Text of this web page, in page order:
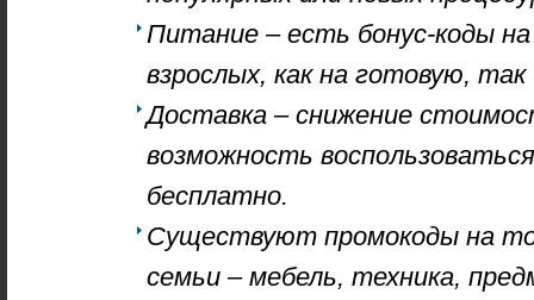
Питание – есть бонус-коды
взрослых, как на готовую,
Доставка – снижение
возможность
бесплатно.
Существуют промокоды на
семьи – мебель, техника,